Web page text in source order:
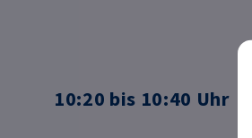
10:20 bis 10:40 Uhr